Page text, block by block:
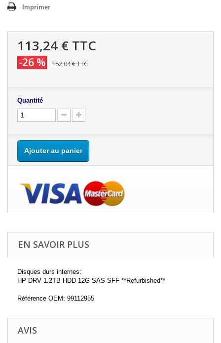
Imprimer
113,24 € TTC
-26 % 152,04 €TTC
Quantité
Ajouter au panier
EN SAVOIR PLUS
Disques durs internes:
HP DRV 1.2TB HDD 12G SAS SFF **Refurbished**
Référence OEM: 99112955
AVIS